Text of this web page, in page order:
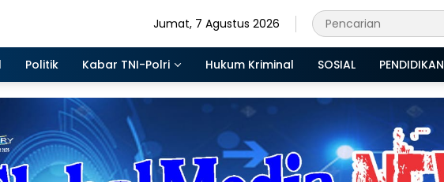
Jumat, 7 Agustus 2026
Politik Kabar TNI-Polri Hukum Kriminal SOSIAL PENDIDIKAN